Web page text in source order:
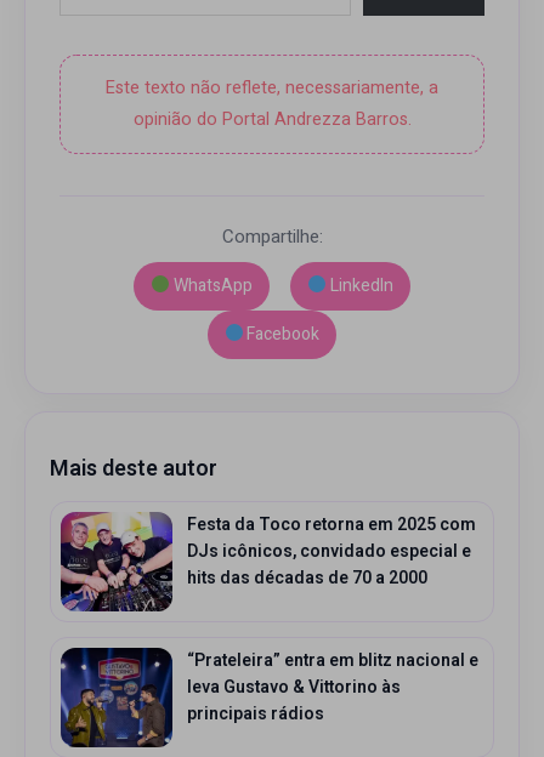
Este texto não reflete, necessariamente, a
opinião do Portal Andrezza Barros.
Compartilhe:
WhatsApp
LinkedIn
Facebook
Mais deste autor
Festa da Toco retorna em 2025 com
DJs icônicos, convidado especial e
hits das décadas de 70 a 2000
“Prateleira” entra em blitz nacional e
leva Gustavo & Vittorino às
principais rádios